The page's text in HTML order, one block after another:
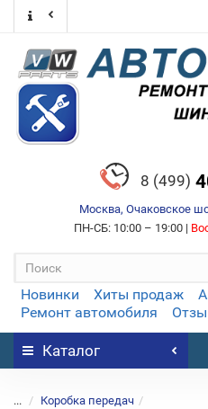
8 (499)
Москва, Очаковское
ПН-СБ: 10:00 – 19:00 |
Новинки Хиты продаж
Ремонт автомобиля
Каталог
... Коробка передач